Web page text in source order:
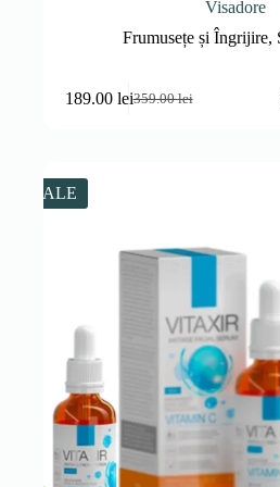
Visadore
Frumusețe și Îngrijire,
359.00lei
Prețul
189.00 leiPrețul
SALE